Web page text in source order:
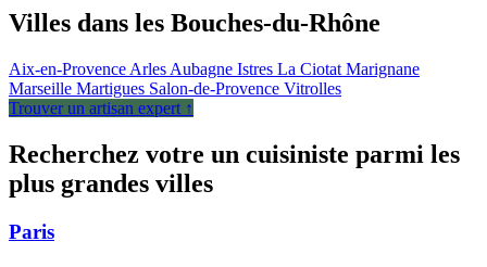
Villes dans les Bouches-du-Rhône
Aix-en-Provence Arles Aubagne Istres La Ciotat Marignane
Marseille Martigues Salon-de-Provence Vitrolles
Trouver un artisan expert ↑
Recherchez votre un cuisiniste parmi les
plus grandes villes
Paris